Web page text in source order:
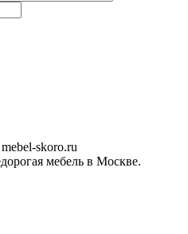
skoro.ru
мебель в Москве.